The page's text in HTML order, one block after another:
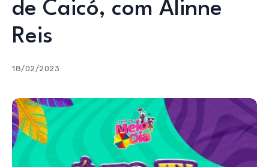
de Caicó, com Alinne
Reis
18/02/2023